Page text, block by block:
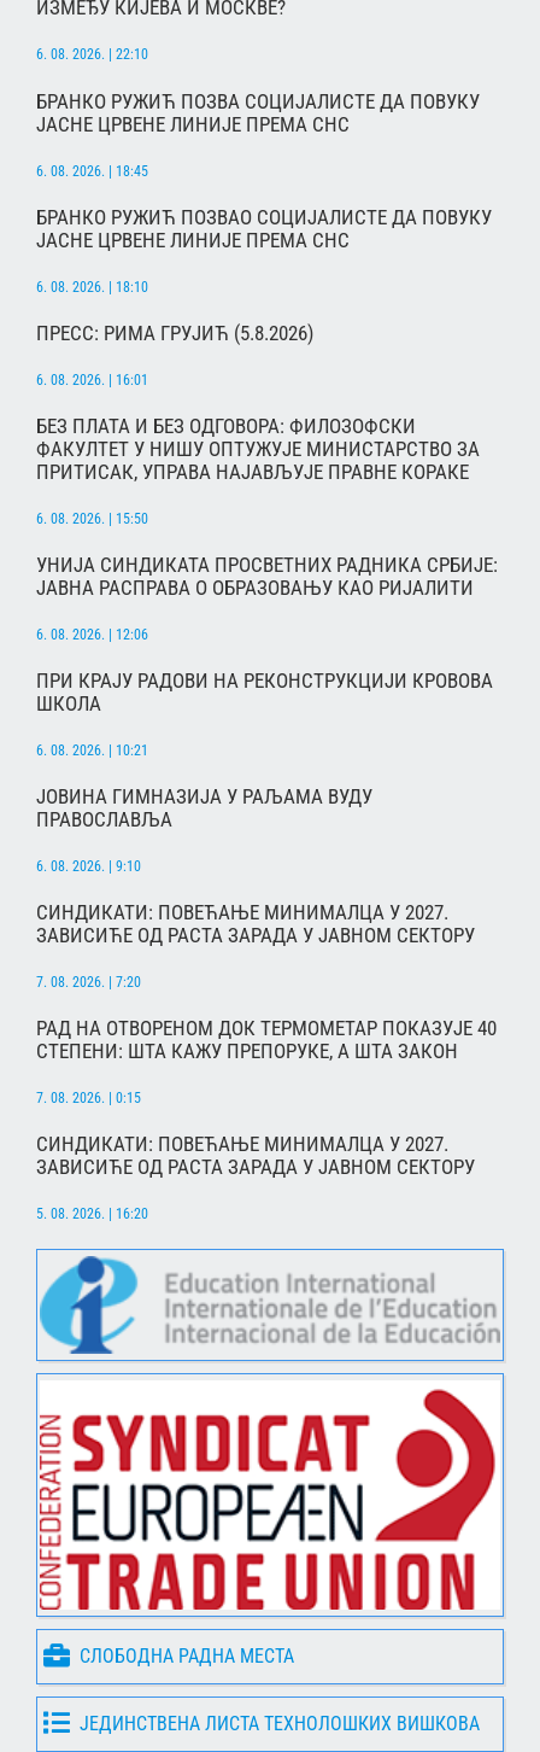
ИЗМЕЂУ КИЈЕВА И МОСКВЕ?
6. 08. 2026. | 22:10
БРАНКО РУЖИЋ ПОЗВА СОЦИЈАЛИСТЕ ДА ПОВУКУ
ЈАСНЕ ЦРВЕНЕ ЛИНИЈЕ ПРЕМА СНС
6. 08. 2026. | 18:45
БРАНКО РУЖИЋ ПОЗВАО СОЦИЈАЛИСТЕ ДА ПОВУКУ
ЈАСНЕ ЦРВЕНЕ ЛИНИЈЕ ПРЕМА СНС
6. 08. 2026. | 18:10
ПРЕСС: РИМА ГРУЈИЋ (5.8.2026)
6. 08. 2026. | 16:01
БЕЗ ПЛАТА И БЕЗ ОДГОВОРА: ФИЛОЗОФСКИ
ФАКУЛТЕТ У НИШУ ОПТУЖУЈЕ МИНИСТАРСТВО ЗА
ПРИТИСАК, УПРАВА НАЈАВЉУЈЕ ПРАВНЕ КОРАКЕ
6. 08. 2026. | 15:50
УНИЈА СИНДИКАТА ПРОСВЕТНИХ РАДНИКА СРБИЈЕ:
ЈАВНА РАСПРАВА О ОБРАЗОВАЊУ КАО РИЈАЛИТИ
6. 08. 2026. | 12:06
ПРИ КРАЈУ РАДОВИ НА РЕКОНСТРУКЦИЈИ КРОВОВА
ШКОЛА
6. 08. 2026. | 10:21
ЈОВИНА ГИМНАЗИЈА У РАЉАМА ВУДУ
ПРАВОСЛАВЉА
6. 08. 2026. | 9:10
СИНДИКАТИ: ПОВЕЋАЊЕ МИНИМАЛЦА У 2027.
ЗАВИСИЋЕ ОД РАСТА ЗАРАДА У ЈАВНОМ СЕКТОРУ
7. 08. 2026. | 7:20
РАД НА ОТВОРЕНОМ ДОК ТЕРМОМЕТАР ПОКАЗУЈЕ 40
СТЕПЕНИ: ШТА КАЖУ ПРЕПОРУКЕ, А ШТА ЗАКОН
7. 08. 2026. | 0:15
СИНДИКАТИ: ПОВЕЋАЊЕ МИНИМАЛЦА У 2027.
ЗАВИСИЋЕ ОД РАСТА ЗАРАДА У ЈАВНОМ СЕКТОРУ
5. 08. 2026. | 16:20
СЛОБОДНА РАДНА МЕСТА
ЈЕДИНСТВЕНА ЛИСТА ТЕХНОЛОШКИХ ВИШКОВА